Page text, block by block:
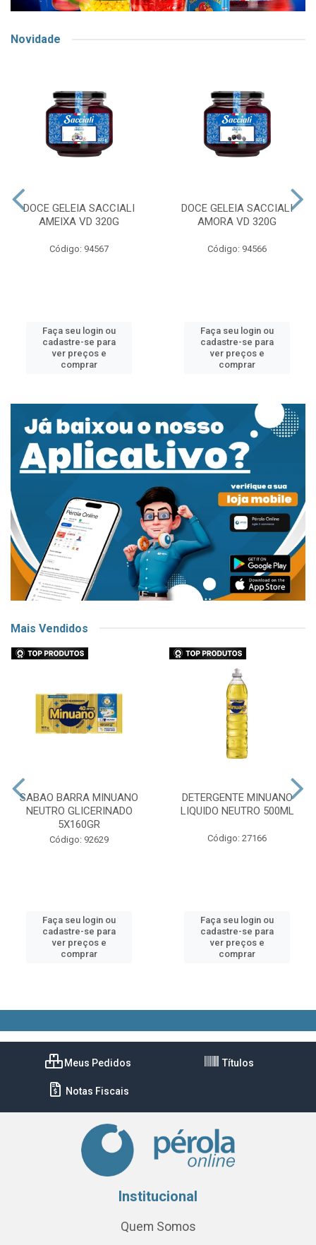
Novidade
DOCE GELEIA SACCIALI
AMEIXA VD 320G
Código: 94567
Faça seu login ou
cadastre-se para
ver preços e
comprar
DOCE GELEIA SACCIALI
AMORA VD 320G
Código: 94566
Faça seu login ou
cadastre-se para
ver preços e
comprar
Mais Vendidos
SABAO BARRA MINUANO
NEUTRO GLICERINADO
5X160GR
Código: 92629
Faça seu login ou
cadastre-se para
ver preços e
comprar
DETERGENTE MINUANO
LIQUIDO NEUTRO 500ML
Código: 27166
Faça seu login ou
cadastre-se para
ver preços e
comprar
Meus Pedidos Títulos
Notas Fiscais
Institucional
Quem Somos